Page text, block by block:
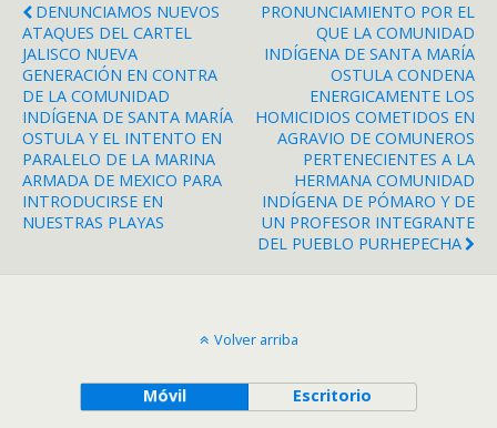
DENUNCIAMOS NUEVOS
ATAQUES DEL CARTEL
JALISCO NUEVA
GENERACIÓN EN CONTRA
DE LA COMUNIDAD
INDÍGENA DE SANTA MARÍA
OSTULA Y EL INTENTO EN
PARALELO DE LA MARINA
ARMADA DE MEXICO PARA
INTRODUCIRSE EN
NUESTRAS PLAYAS
PRONUNCIAMIENTO POR EL
QUE LA COMUNIDAD
INDÍGENA DE SANTA MARÍA
OSTULA CONDENA
ENERGICAMENTE LOS
HOMICIDIOS COMETIDOS EN
AGRAVIO DE COMUNEROS
PERTENECIENTES A LA
HERMANA COMUNIDAD
INDÍGENA DE PÓMARO Y DE
UN PROFESOR INTEGRANTE
DEL PUEBLO PURHEPECHA
Volver arriba
Móvil Escritorio